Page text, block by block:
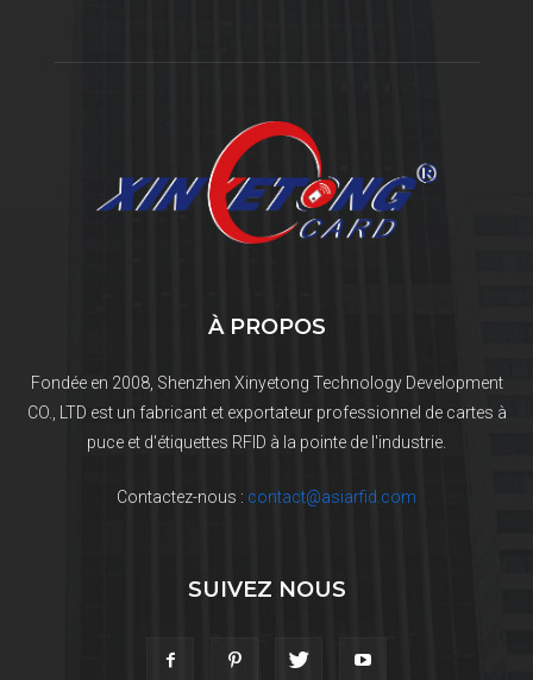
À PROPOS
Fondée en 2008, Shenzhen Xinyetong Technology Development
CO., LTD est un fabricant et exportateur professionnel de cartes à
puce et d'étiquettes RFID à la pointe de l'industrie.
Contactez-nous : contact@asiarfid.com
SUIVEZ NOUS